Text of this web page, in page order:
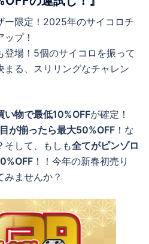
ー限定！2025年のサイコロチ
プ！
登場！5個のサイコロを振って
まる、スリリングなチャレン
物で最低10%OFFが確定！
が揃ったら最大50%OFF ！な
そして、もしも全てがピンゾロ
！！今年の新春初売り
みませんか？